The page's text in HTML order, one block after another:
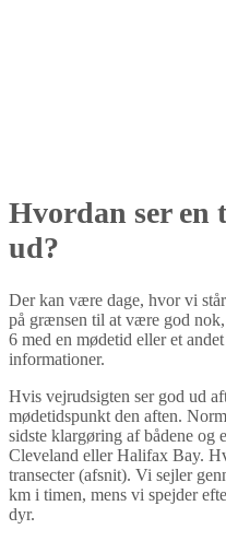
Hvordan ser en
ud?
Der kan være dage, hvor vi
på grænsen til at være god
6 med en mødetid eller et
informationer.
Hvis vejrudsigten ser god ud
mødetidspunkt den aften.
sidste klargøring af bådene og
Cleveland eller Halifax Bay.
transecter (afsnit). Vi sejler
km i timen, mens vi spejder
dyr.